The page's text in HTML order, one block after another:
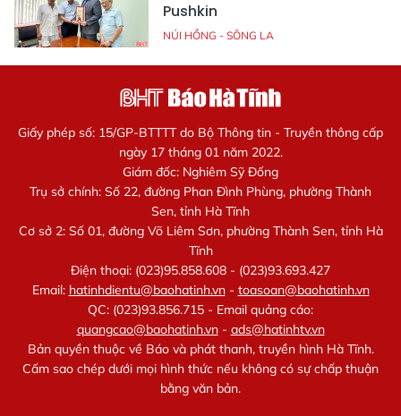
Pushkin
NÚI HỒNG - SÔNG LA
Giấy phép số: 15/GP-BTTTT do Bộ Thông tin - Truyền thông cấp
ngày 17 tháng 01 năm 2022.
Giám đốc: Nghiêm Sỹ Đống
Trụ sở chính: Số 22, đường Phan Đình Phùng, phường Thành
Sen, tỉnh Hà Tĩnh
Cơ sở 2: Số 01, đường Võ Liêm Sơn, phường Thành Sen, tỉnh Hà
Tĩnh
Điện thoại: (023)95.858.608 - (023)93.693.427
Email: hatinhdientu@baohatinh.vn- toasoan@baohatinh.vn
QC: (023)93.856.715 - Email quảng cáo:
quangcao@baohatinh.vn- ads@hatinhtv.vn
Bản quyền thuộc về Báo và phát thanh, truyền hình Hà Tĩnh.
Cấm sao chép dưới mọi hình thức nếu không có sự chấp thuận
bằng văn bản.